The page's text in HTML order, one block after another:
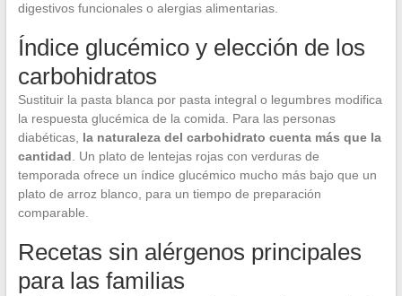
digestivos funcionales o alergias alimentarias.
Índice glucémico y elección de los
carbohidratos
Sustituir la pasta blanca por pasta integral o legumbres modifica
la respuesta glucémica de la comida. Para las personas
diabéticas, la naturaleza del carbohidrato cuenta más que la
cantidad. Un plato de lentejas rojas con verduras de
temporada ofrece un índice glucémico mucho más bajo que un
plato de arroz blanco, para un tiempo de preparación
comparable.
Recetas sin alérgenos principales
para las familias